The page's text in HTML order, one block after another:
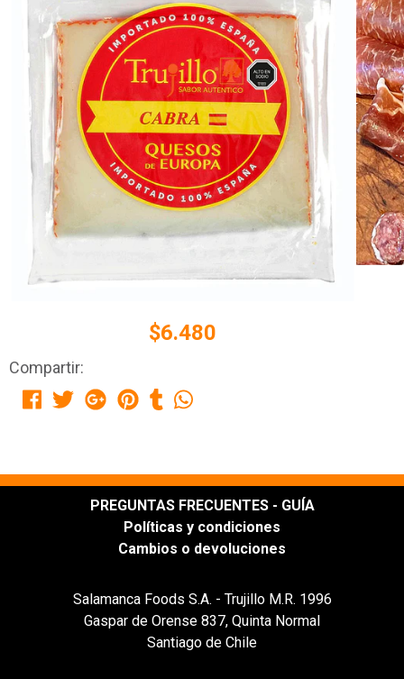
$6.480
Compartir:
PREGUNTAS FRECUENTES - GUÍA
Políticas y condiciones
Cambios o devoluciones
Salamanca Foods S.A. - Trujillo M.R. 1996
Gaspar de Orense 837, Quinta Normal
Santiago de Chile